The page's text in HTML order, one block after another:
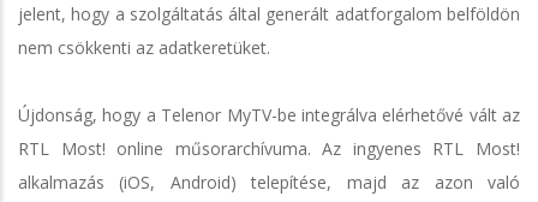
jelent, hogy a szolgáltatás által generált adatforgalom belföldön
nem csökkenti az adatkeretüket.
Újdonság, hogy a Telenor MyTV-be integrálva elérhetővé vált az
RTL Most! online műsorarchívuma. Az ingyenes RTL Most!
alkalmazás (iOS, Android) telepítése, majd az azon való